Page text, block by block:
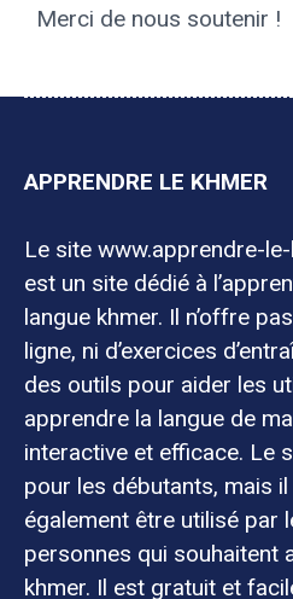
Merci de nous soutenir !
APPRENDRE LE KHMER
Le site www.apprendre-
est un site dédié à
langue khmer. Il n’offre
ligne, ni d’exercices
des outils pour aider les
apprendre la langue de
interactive et efficace. Le
pour les débutants, mais
également être utilisé par
personnes qui souhaitent
khmer. Il est gratuit et